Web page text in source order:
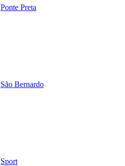
Ponte Preta
São Bernardo
Sport